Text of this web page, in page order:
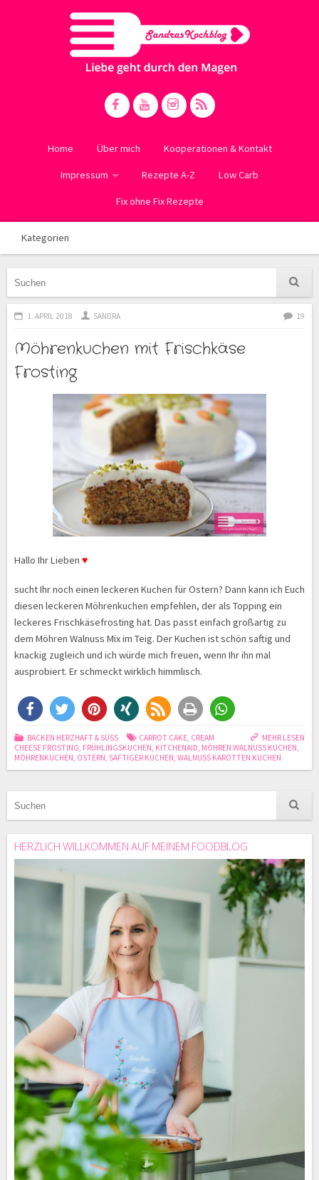
Home Über mich Kooperationen & Kontakt
Impressum Rezepte A-Z Low Carb
Fix ohne Fix Rezepte
Kategorien
1. APRIL 2018 SANDRA 19
Möhrenkuchen mit Frischkäse
Frosting
Hallo Ihr Lieben ♥
sucht Ihr noch einen leckeren Kuchen für Ostern? Dann kann ich Euch
diesen leckeren Möhrenkuchen empfehlen, der als Topping ein
leckeres Frischkäsefrosting hat. Das passt einfach großartig zu
dem Möhren Walnuss Mix im Teig. Der Kuchen ist schön saftig und
knackig zugleich und ich würde mich freuen, wenn Ihr ihn mal
ausprobiert. Er schmeckt wirklich himmlisch.
MEHR LESEN
BACKEN HERZHAFT & SÜSS CARROT CAKE, CREAM
CHEESE FROSTING, FRÜHLINGSKUCHEN, KITCHENAID, MÖHREN WALNUSS KUCHEN,
MÖHRENKUCHEN, OSTERN, SAFTIGER KUCHEN, WALNUSS KAROTTEN KUCHEN
HERZLICH WILLKOMMEN AUF MEINEM FOODBLOG